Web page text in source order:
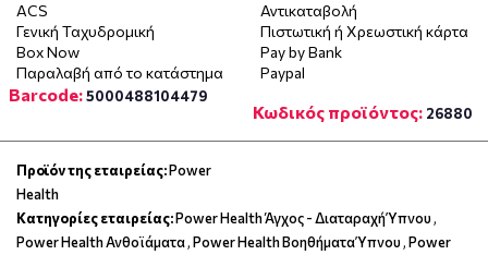
ACS
Γενική Ταχυδρομική
Box Now
Παραλαβή από το κατάστημα
Αντικαταβολή
Πιστωτική ή Χρεωστική κάρτα
Pay by Bank
Paypal
Barcode:5000488104479
Κωδικός προϊόντος: 26880
Προϊόν της εταιρείας:Power
Health
Κατηγορίες εταιρείας:Power Health Άγχος - Διαταραχή Ύπνου,
Power Health Ανθοϊάματα,Power Health Βοηθήματα Ύπνου,Power